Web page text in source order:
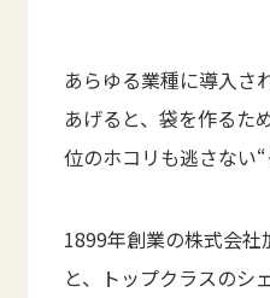
あらゆる業種に導入さ
あげると、袋を作るた
位のホコリも逃さない
1899年創業の株式会
と、トップクラスのシ